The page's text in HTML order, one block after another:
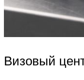
Визовый